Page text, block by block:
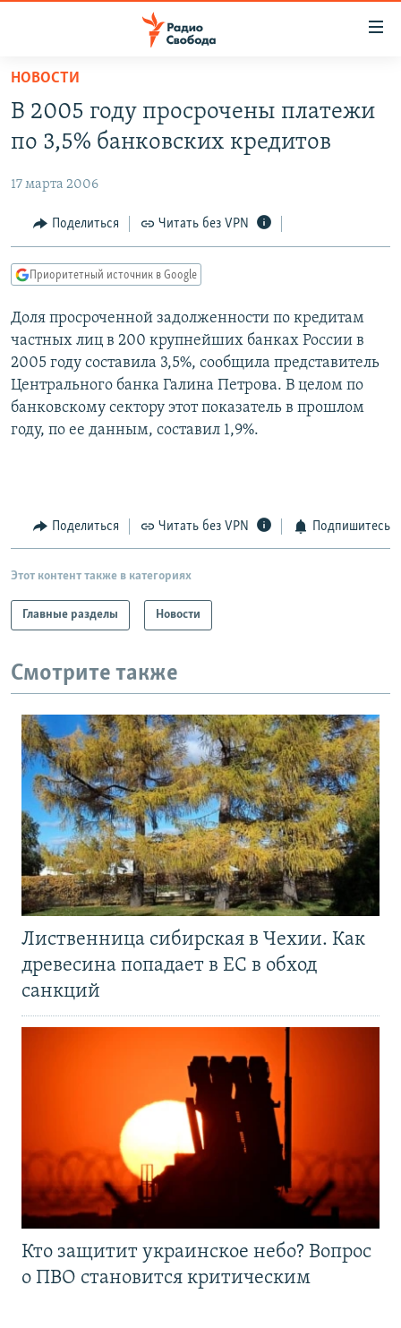
упрощенного
доступа
Вернуться
основному
Вернутся
главной
навигации
Вернутся
поиску
ПОДКАСТЫ
ЦИТАТЫ СВОБОДЫ
МНЕНИЯ
IDEL.РЕАЛИИ
КАВКАЗ.РЕАЛИИ
СЕВЕР.РЕАЛИИ
СИБИРЬ.РЕАЛИИ
РАСПИСАНИЕ ВЕЩАНИЯ
Все сайты РСЕ/РС
НОВОСТИ
В 2005 году просрочены платежи
по 3,5% банковских кредитов
17 марта 2006
Поделиться Читать без VPN
Приоритетный источник в Google
Доля просроченной задолженности по кредитам
частных лиц в 200 крупнейших банках России в
2005 году составила 3,5%, сообщила представитель
Центрального банка Галина Петрова. В целом по
банковскому сектору этот показатель в прошлом
году, по ее данным, составил 1,9%.
Поделиться Читать без VPN Подпишитесь
Этот контент также в категориях
Главные разделы Новости
Смотрите также
Лиственница сибирская в Чехии. Как
древесина попадает в ЕС в обход
санкций
Кто защитит украинское небо? Вопрос
о ПВО становится критическим